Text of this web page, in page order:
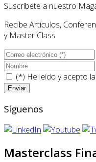
Suscríbete a nuestro
Recibe Artículos,
y Master Class
(*) He leído y acepto la
Síguenos
Masterclass